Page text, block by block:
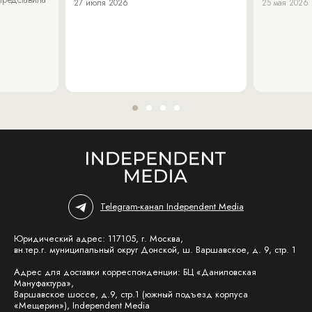
27 июля 2026 25 мая 2026
Telegram-канал Independent Media
Юридический адрес: 117105, г. Москва,
вн.тер.г. муниципальный округ Донской, ш. Варшавское, д. 9, стр. 1
Адрес для доставки корреспонденции: БЦ «Даниловская
Мануфактура»,
Варшавское шоссе, д.9, стр.1 (южный подъезд корпуса
«Мещерин»), Independent Media